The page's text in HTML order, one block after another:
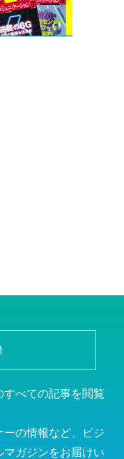
べての記事を閲覧
ーの情報など、ビジ
ガジンをお届けい